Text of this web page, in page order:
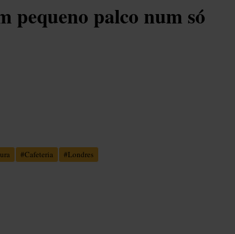
pequeno palco num só
#Cafeteria #Londres